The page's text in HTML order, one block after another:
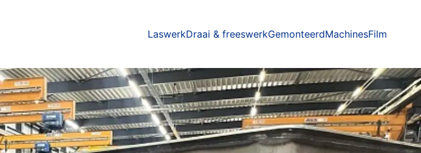
LaswerkDraai & freeswerkGemonteerdMachinesFilm